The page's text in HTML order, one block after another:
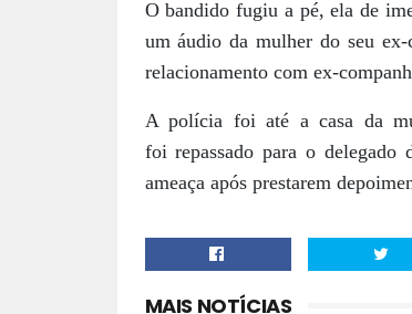
O bandido fugiu a pé, ela de
um áudio da mulher do seu ex-
relacionamento com ex-
A polícia foi até a casa da
foi repassado para o
ameaça após prestarem
MAIS NOTÍCIAS